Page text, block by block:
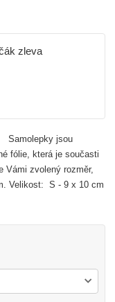
Samolepky jsou
fólie, která je současti
Vámi zvolený rozměr,
Velikost: S - 9 x 10 cm